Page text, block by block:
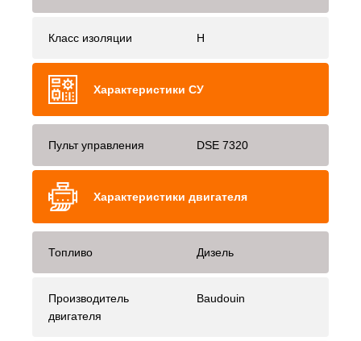
Класс изоляции H
Характеристики СУ
Пульт управления DSE 7320
Характеристики двигателя
Топливо Дизель
Производитель
двигателя
Baudouin